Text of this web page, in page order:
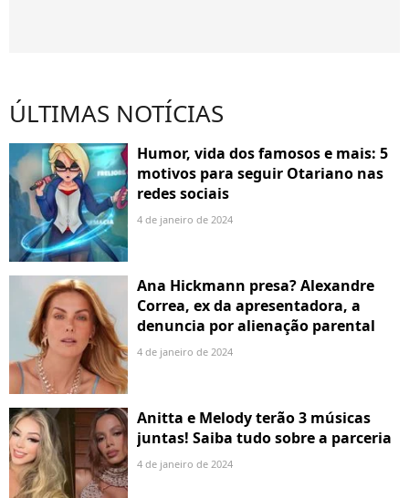
ÚLTIMAS NOTÍCIAS
Humor, vida dos famosos e mais: 5
motivos para seguir Otariano nas
redes sociais
4 de janeiro de 2024
Ana Hickmann presa? Alexandre
Correa, ex da apresentadora, a
denuncia por alienação parental
4 de janeiro de 2024
Anitta e Melody terão 3 músicas
juntas! Saiba tudo sobre a parceria
4 de janeiro de 2024